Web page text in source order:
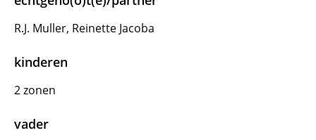
R.J. Muller, Reinette Jacoba
kinderen
2 zonen
vader